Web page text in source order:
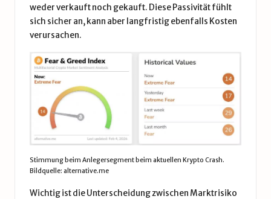
weder verkauft noch gekauft. Diese Passivität fühlt
sich sicher an, kann aber langfristig ebenfalls Kosten
verursachen.
Stimmung beim Anlegersegment beim aktuellen Krypto Crash.
Bildquelle: alternative.me
Wichtig ist die Unterscheidung zwischen Marktrisiko